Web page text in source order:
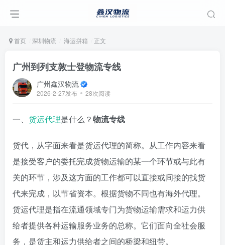
首页 深圳物流 海运拼箱 正文
广州到列支敦士登物流专线
广州鑫汉物流
2026-2-27发布 28次阅读
一、 货运代理是什么？物流专线
货代，从字面来看是货运代理的简称。从工作内容来看
是接受客户的委托完成货物运输的某一个环节或与此有
关的环节，涉及这方面的工作都可以直接或间接的找货
代来完成，以节省资本。根据货物不同也有海外代理。
货运代理是指在流通领域专门为货物运输需求和运力供
给者提供各种运输服务业务的总称。它们面向全社会服
务，是货主和运力供给者之间的桥梁和纽带。